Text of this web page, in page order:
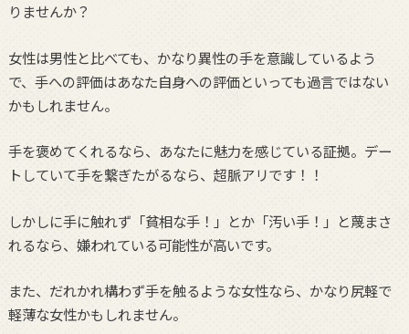
りませんか？
女性は男性と比べても、かなり異性の手を意識しているよう
で、手への評価はあなた自身への評価といっても過言ではない
かもしれません。
手を褒めてくれるなら、あなたに魅力を感じている証拠。デー
トしていて手を繋ぎたがるなら、超脈アリです！！
しかしに手に触れず「貧相な手！」とか「汚い手！」と蔑まさ
れるなら、嫌われている可能性が高いです。
また、だれかれ構わず手を触るような女性なら、かなり尻軽で
軽薄な女性かもしれません。